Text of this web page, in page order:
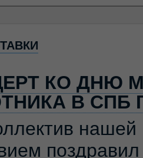
КО ДНЮ
В СПБ